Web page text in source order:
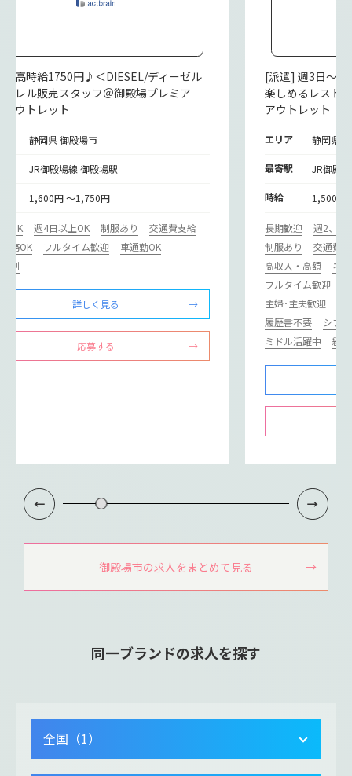
] 高時給1750円♪＜DIESEL/ディーゼル
パレル販売スタッフ＠御殿場プレミア
アウトレット
静岡県 御殿場市
JR御殿場線 御殿場駅
1,600円 ～1,750円
OK 週4日以上OK 制服あり
交通費支給
務OK
フルタイム歓迎
車通勤OK
制
詳しく見る
応募する
[派遣] 週3日～
楽しめるレスト
アウトレット
エリア 静岡県
最寄駅 JR御殿
時給 1,500円
長期歓迎
週2、3
制服あり
交通費
高収入・高額
ネ
フルタイム歓迎
主婦･主夫歓迎
履歴書不要
シフ
ミドル活躍中
経
御殿場市の求人をまとめて見る
同一ブランドの求人を探す
全国（1）